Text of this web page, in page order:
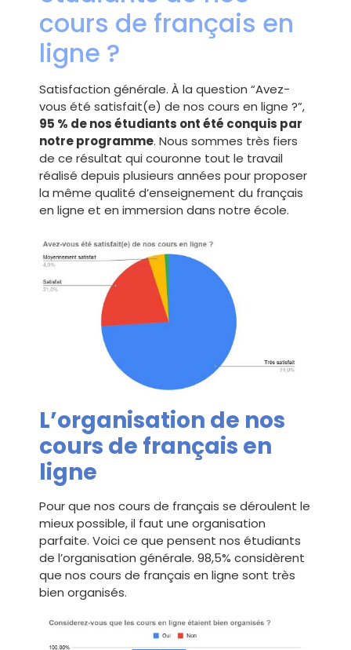
cours de français en
ligne ?
Satisfaction générale. À la question “Avez-
vous été satisfait(e) de nos cours en ligne ?”,
95 % de nos étudiants ont été conquis par
notre programme. Nous sommes très fiers
de ce résultat qui couronne tout le travail
réalisé depuis plusieurs années pour proposer
la même qualité d’enseignement du français
en ligne et en immersion dans notre école.
L’organisation de nos
cours de français en
ligne
Pour que nos cours de français se déroulent le
mieux possible, il faut une organisation
parfaite. Voici ce que pensent nos étudiants
de l’organisation générale. 98,5% considèrent
que nos cours de français en ligne sont très
bien organisés.